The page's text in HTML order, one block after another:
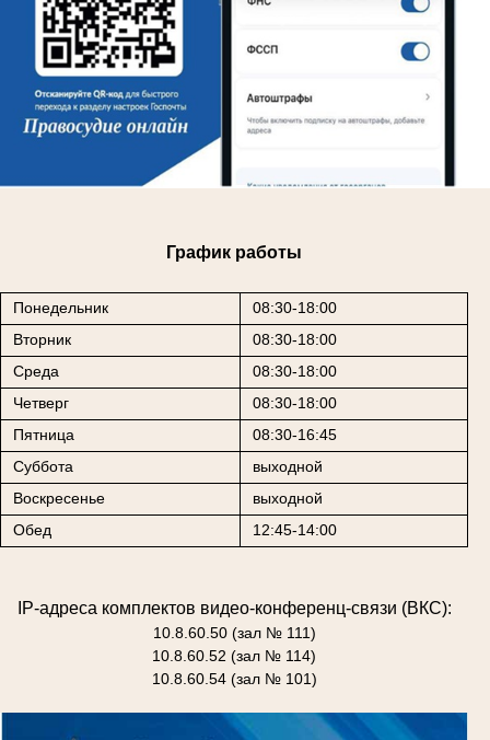
График работы
Понедельник
08:30-18:00
Вторник
08:30-18:00
Среда
08:30-18:00
Четверг
08:30-18:00
Пятница
08:30-16:45
Суббота
выходной
Воскресенье
выходной
Обед
12:45-14:00
IP-адреса комплектов видео-конференц-связи (ВКС):
10.8.60.50 (зал № 111)
10.8.60.52 (зал № 114)
10.8.60.54 (зал № 101)